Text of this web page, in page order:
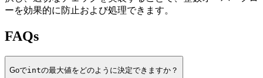
ーを効果的に防止および処理できます。
FAQs
Goでintの最大値をどのように決定できますか？